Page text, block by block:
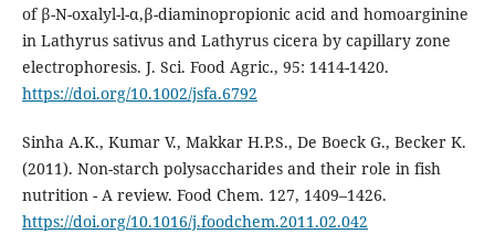
of β-N-oxalyl-l-α,β-diaminopropionic acid and homoarginine
in Lathyrus sativus and Lathyrus cicera by capillary zone
electrophoresis. J. Sci. Food Agric., 95: 1414-1420.
https://doi.org/10.1002/jsfa.6792
Sinha A.K., Kumar V., Makkar H.P.S., De Boeck G., Becker K.
(2011). Non-starch polysaccharides and their role in fish
nutrition - A review. Food Chem. 127, 1409–1426.
https://doi.org/10.1016/j.foodchem.2011.02.042